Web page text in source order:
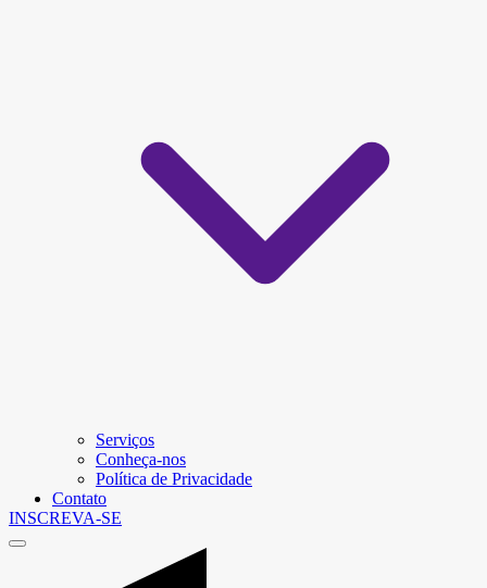
Serviços
Conheça-nos
Política de Privacidade
Contato
INSCREVA-SE